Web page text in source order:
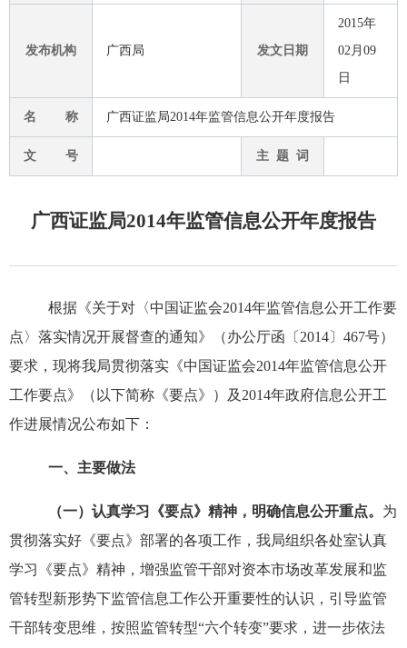
发布机构 广西局 发文日期
2015年
02月09
日
名 称 广西证监局2014年监管信息公开年度报告
文 号 主 题 词
广西证监局2014年监管信息公开年度报告
根据《关于对〈中国证监会2014年监管信息公开工作要
点〉落实情况开展督查的通知》（办公厅函〔2014〕 467号）
要求，现将我局贯彻落实《中国证监会2014年监管信息公开
工作要点》（以下简称《要点》）及2014年政府信息公开工
作进展情况公布如下：
一、主要做法
（一）认真学习《要点》精神，明确信息公开重点。 为
贯彻落实好《要点》部署的各项工作，我局组织各处室认真
学习《要点》精神，增强监管干部对资本市场改革发展和监
管转型新形势下监管信息工作公开重要性的认识，引导监管
干部转变思维，按照监管转型“六个转变”要求，进一步依法